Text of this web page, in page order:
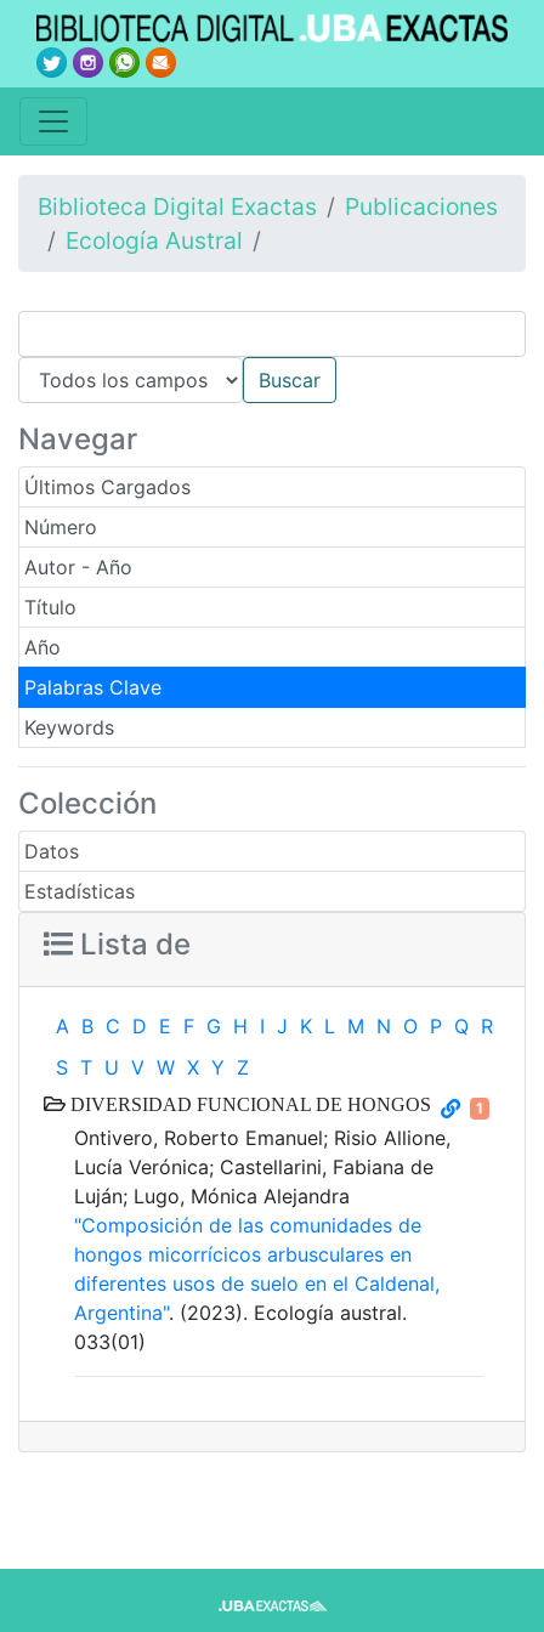
Biblioteca Digital Exactas
Publicaciones
Ecología Austral
Navegar
Últimos Cargados
Número
Autor - Año
Título
Año
Palabras Clave
Keywords
Colección
Datos
Estadísticas
Lista de
A B C D E F G H I J K L M N O P Q R
S T U V W X Y Z
DIVERSIDAD FUNCIONAL DE HONGOS 1
Ontivero, Roberto Emanuel; Risio Allione,
Lucía Verónica; Castellarini, Fabiana de
Luján; Lugo, Mónica Alejandra
"Composición de las comunidades de
hongos micorrícicos arbusculares en
diferentes usos de suelo en el Caldenal,
Argentina". (2023). Ecología austral.
033(01)